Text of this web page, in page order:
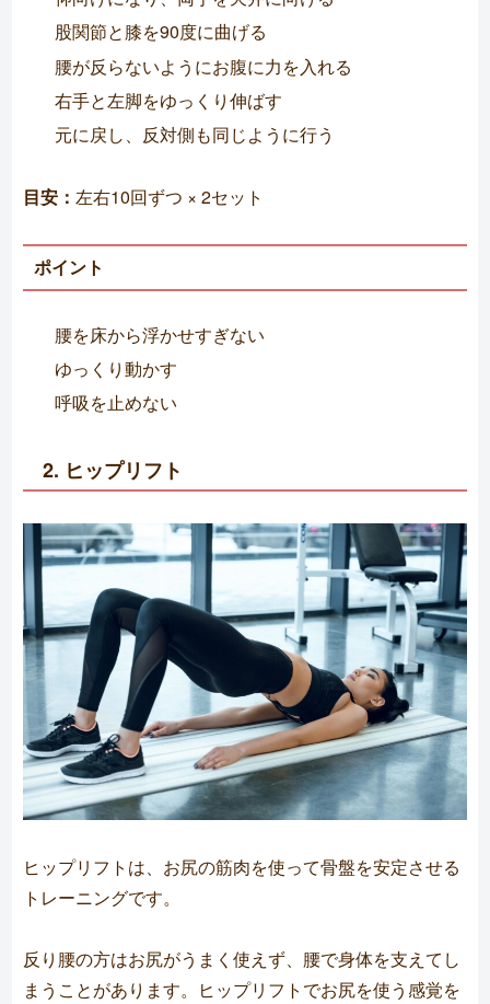
股関節と膝を90度に曲げる
腰が反らないようにお腹に力を入れる
右手と左脚をゆっくり伸ばす
元に戻し、反対側も同じように行う
目安：左右10回ずつ × 2セット
ポイント
腰を床から浮かせすぎない
ゆっくり動かす
呼吸を止めない
2. ヒップリフト
ヒップリフトは、お尻の筋肉を使って骨盤を安定させる
トレーニングです。
反り腰の方はお尻がうまく使えず、腰で身体を支えてし
まうことがあります。ヒップリフトでお尻を使う感覚を